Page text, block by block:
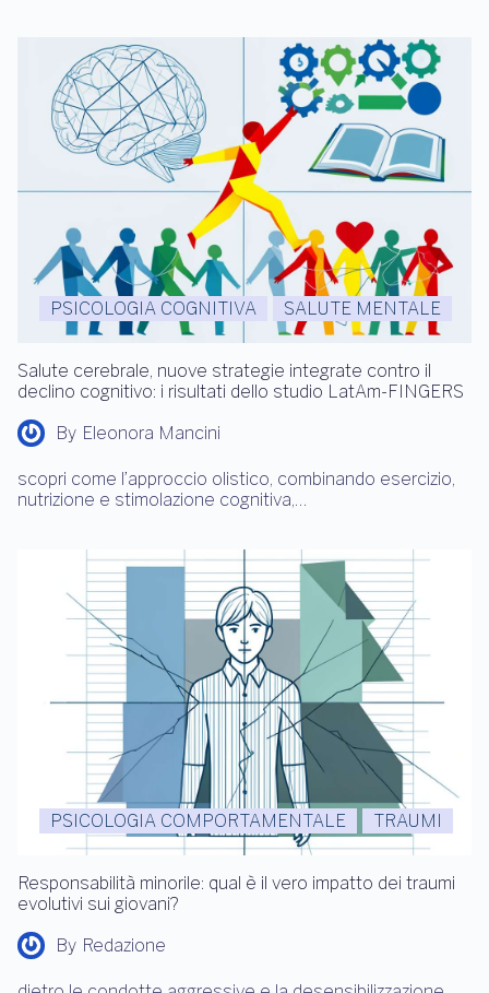
PSICOLOGIA COGNITIVA SALUTE MENTALE
Salute cerebrale, nuove strategie integrate contro il
declino cognitivo: i risultati dello studio LatAm-FINGERS
By Eleonora Mancini
scopri come l’approccio olistico, combinando esercizio,
nutrizione e stimolazione cognitiva,…
PSICOLOGIA COMPORTAMENTALE TRAUMI
Responsabilità minorile: qual è il vero impatto dei traumi
evolutivi sui giovani?
By Redazione